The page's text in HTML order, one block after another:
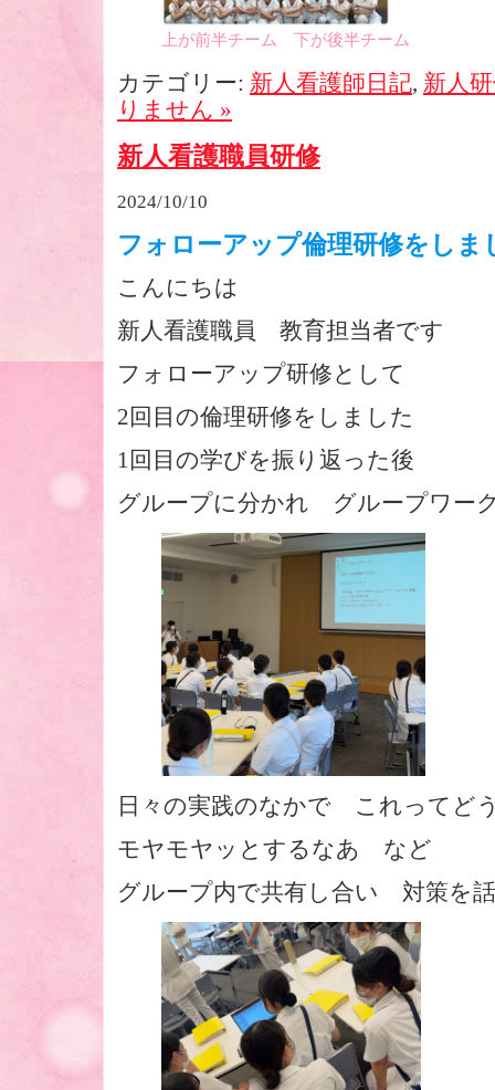
上が前半チーム 下が後半チーム
カテゴリー: 新人看護師日記, 新人
りません »
新人看護職員研修
2024/10/10
フォローアップ倫理研修をしま
こんにちは
新人看護職員 教育担当者です
フォローアップ研修として
2回目の倫理研修をしました
1回目の学びを振り返った後
グループに分かれ グループワー
日々の実践のなかで これって
モヤモヤッとするなあ など
グループ内で共有し合い 対策を